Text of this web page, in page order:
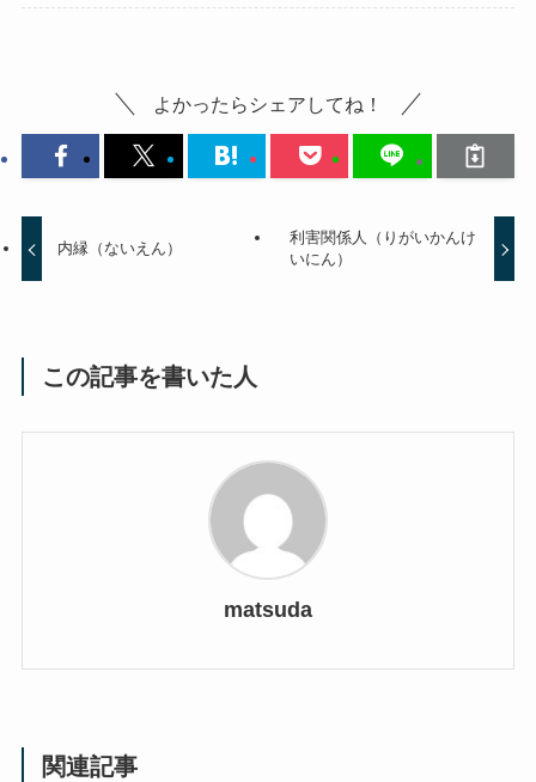
よかったらシェアしてね！
内縁（ないえん）
利害関係人（りがいかんけ
いにん）
この記事を書いた人
matsuda
関連記事